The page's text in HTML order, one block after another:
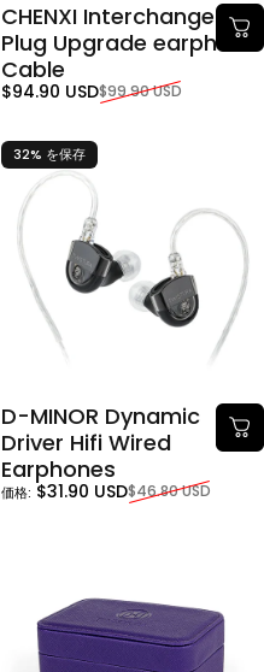
CHENXI Interchangeable
Plug Upgrade earphone
Cable
販売価格
$94.90 USD
通常価格 $99.90 USD
32% を保存
D-MINOR Dynamic
Driver Hifi Wired
Earphones
販売価格
価格: $31.90 USD
通常価格 $46.80 USD